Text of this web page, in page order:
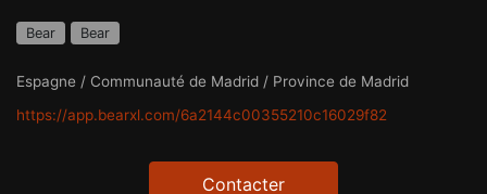
Bear Bear
Espagne / Communauté de Madrid / Province de Madrid
https://app.bearxl.com/6a2144c00355210c16029f82
Contacter